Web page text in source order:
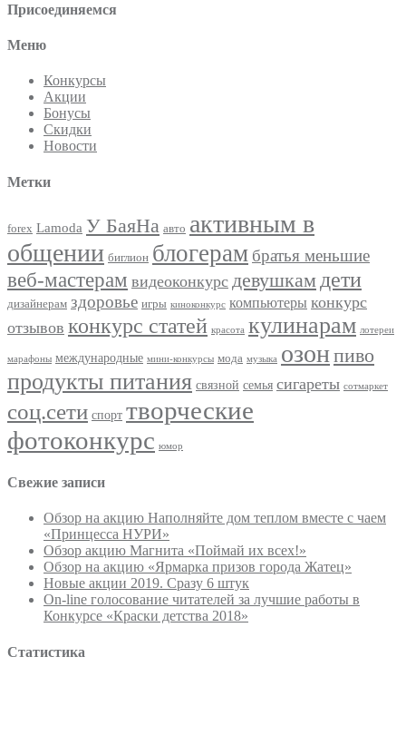
Присоединяемся
Меню
Конкурсы
Акции
Бонусы
Скидки
Новости
Метки
forex Lamoda У БаяНа авто активным в
общении биглион блогерам братья меньшие
веб-мастерам видеоконкурс девушкам дети
дизайнерам здоровье игры киноконкурс компьютеры конкурс
отзывов конкурс статей красота кулинарам лотереи
марафоны международные мини-конкурсы мода музыка озонпиво
продукты питания связной семья сигареты сотмаркет
соц.сети спорт творческие
фотоконкурс юмор
Свежие записи
Обзор на акцию Наполняйте дом теплом вместе с чаем
«Принцесса НУРИ»
Обзор акцию Магнита «Поймай их всех!»
Обзор на акцию «Ярмарка призов города Жатец»
Новые акции 2019. Сразу 6 штук
On-line голосование читателей за лучшие работы в
Конкурсе «Краски детства 2018»
Статистика